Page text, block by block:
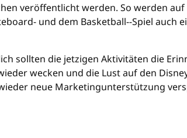
veröffentlicht werden. So werden auf
und dem Basketball--Spiel auch
sollten die jetzigen Aktivitäten die
wecken und die Lust auf den
neue Marketingunterstützung